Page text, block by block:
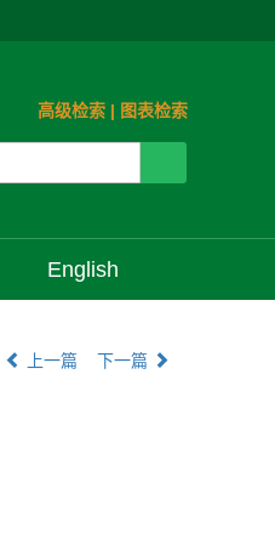
高级检索 | 图表检索
English
上一篇 下一篇